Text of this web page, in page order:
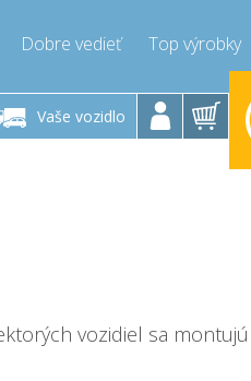
Dobre vedieť Top výrobky
Vaše vozidlo
Pondelok-Piatok 9-17h
+421905357897
info@compressor-express.sk
vozidiel sa